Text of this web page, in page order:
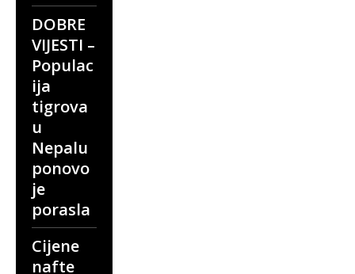
DOBRE
VIJESTI –
Populac
ija
tigrova
u
Nepalu
ponovo
je
porasla
Cijene
nafte